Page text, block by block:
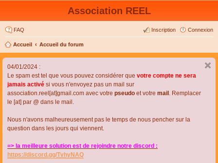
Association REEL
FAQ Connexion
Inscription
Accueil Accueil du forum
04/01/2024 :
Le spam est tel que vous pouvez considérer que votre compte ne sera
jamais activé si vous n'envoyez pas un mail sur
association.reel[at]gmail.com avec votre pseudo et votre mail . Remplacer
le [at] par @ dans le mail.
Nous n'avons malheureusement pas le temps de nous pencher sur la
question dans les jours qui viennent.
=> la meilleure solution est de rejoindre notre discord :
https://discord.gg/TvhyNAQ